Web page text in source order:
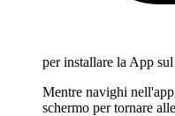
per installare la App
Mentre navighi
schermo per tornare